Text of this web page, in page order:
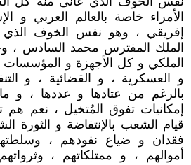
الأمراء خاصة بالعالم العربي و
إفريقي ، وهو نفس الخوف
الملك المفترس محمد السادس ،
الملكي و كل الأجهزة و المؤسسات
و العسكرية ، و القضائية ، و
بالرغم من عتادها و عددها ، و
إمكانيات تفوق المُتخيل ، نعم
قيام الشعب بالإنتفاضة و الثورة
فقدان و ضياع نفودهم ،
أموالهم ، و ممتلكاتهم ،